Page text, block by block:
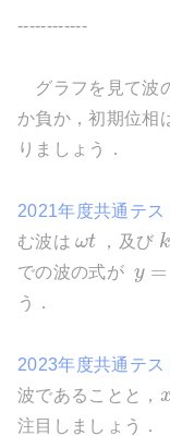
------------
グラフを見て波
か負か，初期位相
りましょう．
2021年度共通テス
む波はωt ，及び k
での波の式が y =
う．
2023年度共通テ
波であることと， x
注目しましょう．